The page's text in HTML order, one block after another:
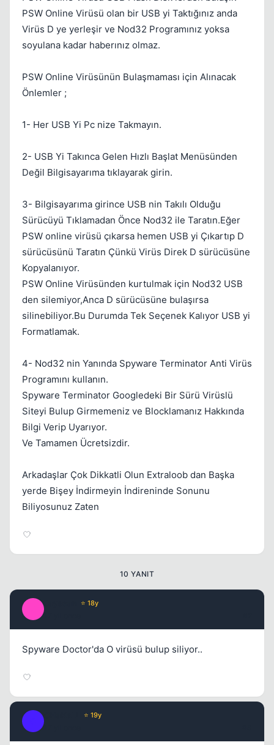
PSW Online Virüsü olan bir USB yi Taktığınız anda
Virüs D ye yerleşir ve Nod32 Programınız yoksa
soyulana kadar haberınız olmaz.
PSW Online Virüsünün Bulaşmaması için Alınacak
Önlemler ;
1- Her USB Yi Pc nize Takmayın.
2- USB Yi Takınca Gelen Hızlı Başlat Menüsünden
Değil Bilgisayarıma tıklayarak girin.
3- Bilgisayarıma girince USB nin Takılı Olduğu
Sürücüyü Tıklamadan Önce Nod32 ile Taratın.Eğer
PSW online virüsü çıkarsa hemen USB yi Çıkartıp D
sürücüsünü Taratın Çünkü Virüs Direk D sürücüsüne
Kopyalanıyor.
PSW Online Virüsünden kurtulmak için Nod32 USB
den silemiyor,Anca D sürücüsüne bulaşırsa
silinebiliyor.Bu Durumda Tek Seçenek Kalıyor USB yi
Formatlamak.
4- Nod32 nin Yanında Spyware Terminator Anti Virüs
Programını kullanın.
Spyware Terminator Googledeki Bir Sürü Virüslü
Siteyi Bulup Girmemeniz ve Blocklamanız Hakkında
Bilgi Verip Uyarıyor.
Ve Tamamen Ücretsizdir.
Arkadaşlar Çok Dikkatli Olun Extraloob dan Başka
yerde Bişey İndirmeyin İndireninde Sonunu
Biliyosunuz Zaten
10 YANIT
⭐ 18y
Spyware Doctor'da O virüsü bulup siliyor..
⭐ 19y